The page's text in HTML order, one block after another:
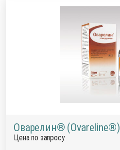
Оварелин® (Ovareline®)
Цена по запросу